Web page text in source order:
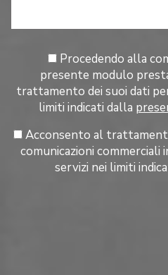
Procedendo alla
presente modulo
trattamento dei suoi dati
limiti indicati dalla
Acconsento al
comunicazioni
servizi nei limiti